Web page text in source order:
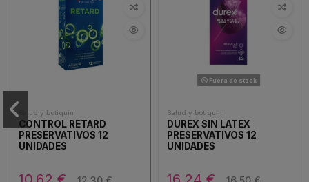
Salud y botiquín
CONTROL RETARD
PRESERVATIVOS 12
UNIDADES
Fuera de stock
Salud y botiquín
DUREX SIN LATEX
PRESERVATIVOS 12
UNIDADES